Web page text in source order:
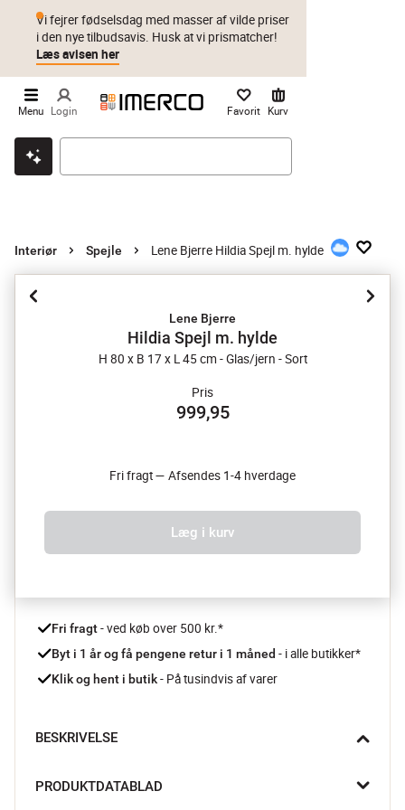
Klik & hent Byt i 1 år Prismatch
Vi fejrer fødselsdag med masser af vilde priser
i den nye tilbudsavis. Husk at vi prismatcher!
Læs avisen her
Menu Login Favorit Kurv
Interiør Spejle Lene Bjerre Hildia Spejl m. hylde
Lene Bjerre
Hildia Spejl m. hylde
H 80 x B 17 x L 45 cm - Glas/jern - Sort
Pris
999,95
Fri fragt — Afsendes 1-4 hverdage
Læg i kurv
Fri fragt - ved køb over 500 kr.*
Byt i 1 år og få pengene retur i 1 måned - i alle butikker*
Klik og hent i butik - På tusindvis af varer
BESKRIVELSE
fine dekorative Hildia spejl med hylde fra Lene Bjerre byder på
PRODUKTDATABLAD